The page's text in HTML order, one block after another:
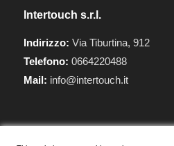
Intertouch s.r.l.
Indirizzo: Via Tiburtina, 912
Telefono: 0664220488
Mail: info@intertouch.it